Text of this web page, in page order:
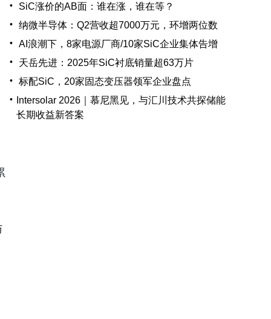
• SiC涨价的AB面：谁在涨，谁在等？
• 纳微半导体：Q2营收超7000万元，环增两位数
• AI浪潮下，8家电源厂商/10家SiC企业集体告增
• 天岳先进：2025年SiC衬底销量超63万片
• 标配SiC，20家固态变压器领军企业盘点
•
Intersolar 2026｜慕尼黑见，与汇川技术共探储能
长期收益新答案